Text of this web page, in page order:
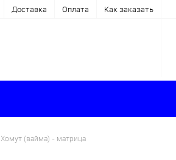
Доставка Оплата Как заказать
(вайма) - матрица